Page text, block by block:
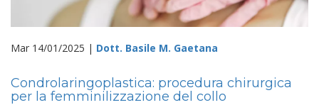
Mar 14/01/2025 | Dott. Basile M. Gaetana
Condrolaringoplastica: procedura chirurgica
per la femminilizzazione del collo